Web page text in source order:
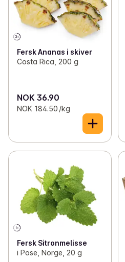
Fersk Ananas i skiver
Costa Rica, 200 g
NOK 36.90
NOK 184.50 /kg
Fersk Sitronmelisse
i Pose, Norge, 20 g